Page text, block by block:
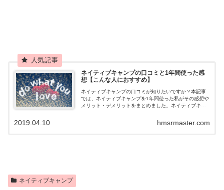
ネイティブキャンプの口コミと1年間使った感
想【こんな人におすすめ】
ネイティブキャンプの口コミが知りたいですか？本記事
では、ネイティブキャンプを1年間使った私がその感想や
メリット・デメリットをまとめました。ネイティブキャ
hmsrmaster.com
2019.04.10
ネイティブキャンプ